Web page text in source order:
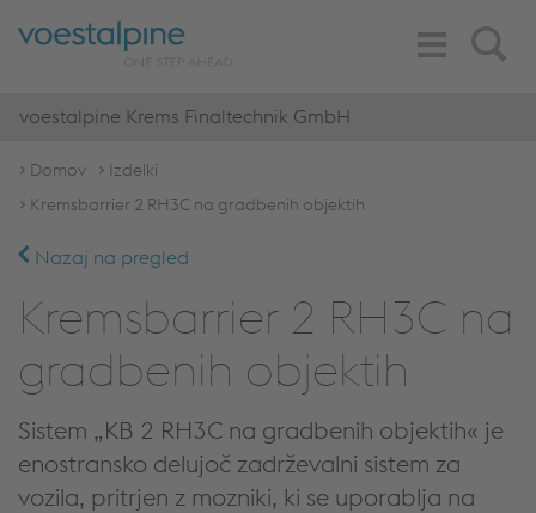
Search
Toggle
Navigation
voestalpine Krems Finaltechnik GmbH
Domov
Izdelki
Kremsbarrier 2 RH3C na gradbenih objektih
Nazaj na pregled
Kremsbarrier 2 RH3C na
gradbenih objektih
Sistem „KB 2 RH3C na gradbenih objektih« je
enostransko delujoč zadrževalni sistem za
vozila, pritrjen z mozniki, ki se uporablja na